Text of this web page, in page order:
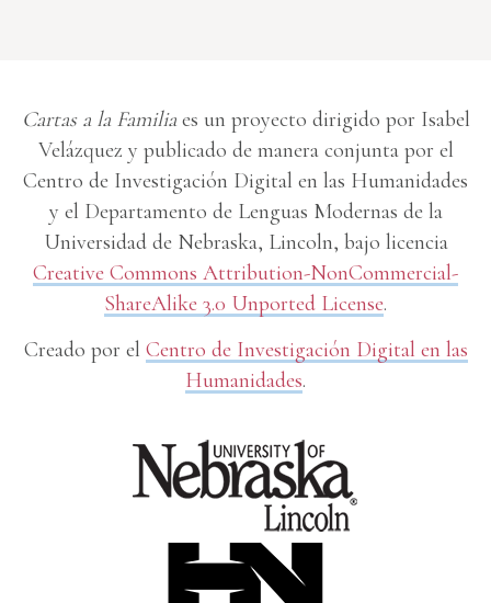
Cartas a la Familiaes un proyecto dirigido por Isabel
Velázquez y publicado de manera conjunta por el
Centro de Investigación Digital en las Humanidades
y el Departamento de Lenguas Modernas de la
Universidad de Nebraska, Lincoln, bajo licencia
Creative Commons Attribution-NonCommercial-
ShareAlike 3.0 Unported License.
Creado por el Centro de Investigación Digital en las
Humanidades.